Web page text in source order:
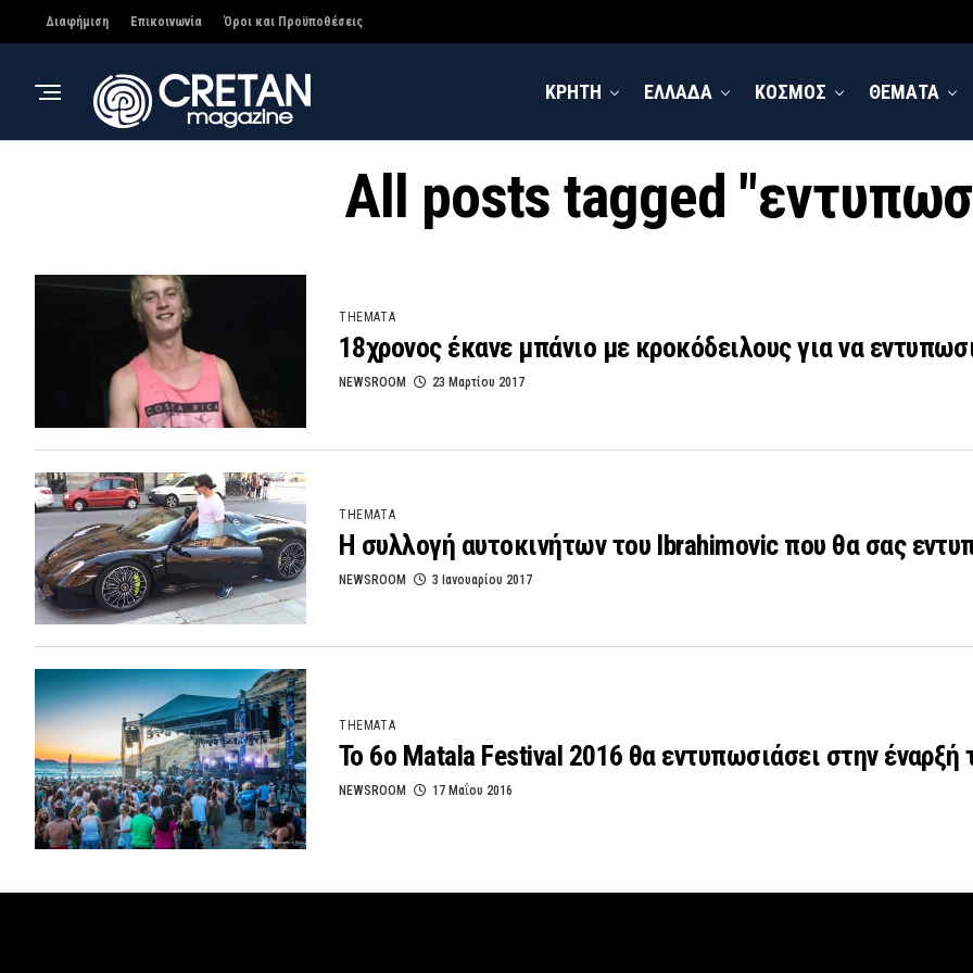
Διαφήμιση Επικοινωνία Όροι και Προϋποθέσεις
ΚΡΗΤΗ ΕΛΛΑΔΑ ΚΟΣΜΟΣ ΘΕΜΑΤΑ
All posts tagged
THEMATA
18χρονος έκανε μπάνιο με κροκόδειλους για να
NEWSROOM 23 Μαρτίου 2017
THEMATA
Η συλλογή αυτοκινήτων του Ibrahimovic που θα σας
NEWSROOM 3 Ιανουαρίου 2017
THEMATA
Το 6ο Matala Festival 2016 θα εντυπωσιάσει στην έναρξή
NEWSROOM 17 Μαΐου 2016